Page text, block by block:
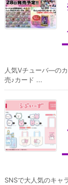
人気Vチューバ―の
売♪カード ...
SNSで大人気のキャ